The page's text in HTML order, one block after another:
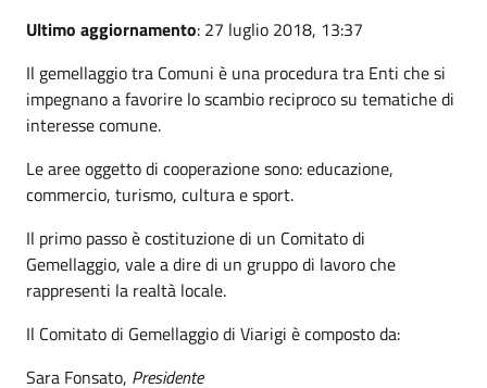
Ultimo aggiornamento: 27 luglio 2018, 13:37
Il gemellaggio tra Comuni è una procedura tra Enti che si
impegnano a favorire lo scambio reciproco su tematiche di
interesse comune.
Le aree oggetto di cooperazione sono: educazione,
commercio, turismo, cultura e sport.
Il primo passo è costituzione di un Comitato di
Gemellaggio, vale a dire di un gruppo di lavoro che
rappresenti la realtà locale.
Il Comitato di Gemellaggio di Viarigi è composto da:
Sara Fonsato, Presidente